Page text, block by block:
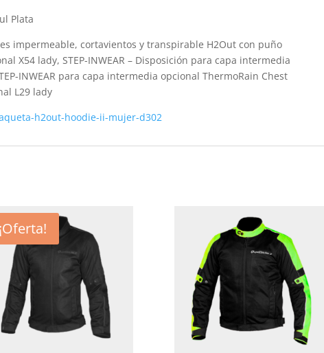
Plata
es impermeable, cortavientos y transpirable H2Out con puño
X54 lady, STEP-INWEAR – Disposición para capa intermedia
INWEAR para capa intermedia opcional ThermoRain Chest
L29 lady
h2out-hoodie-ii-mujer-d302
¡Oferta!